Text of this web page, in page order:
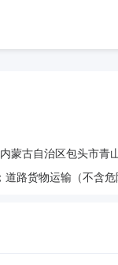
内蒙古自治区包头市青